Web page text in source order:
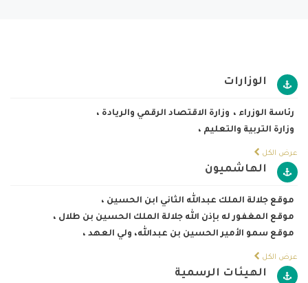
الوزارات
رئاسة الوزراء ، وزارة الاقتصاد الرقمي والريادة ،
وزارة التربية والتعليم ،
عرض الكل
الهاشميون
موقع جلالة الملك عبدالله الثاني ابن الحسين ،
موقع المغفور له بإذن الله جلالة الملك الحسين بن طلال ،
موقع سمو الأمير الحسين بن عبدالله، ولي العهد ،
عرض الكل
الهيئات الرسمية